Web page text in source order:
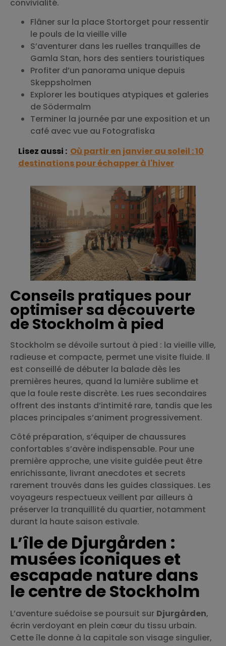
convivialité.
Flâner sur la place Stortorget pour ressentir
le pouls de la vieille ville
S’aventurer dans les ruelles tranquilles de
Gamla Stan, hors des sentiers touristiques
Profiter d’un panorama unique depuis
Skeppsholmen
Explorer les boutiques atypiques et galeries
de Södermalm
Terminer la journée par une exposition et un
café avec vue au Fotografiska
Lisez aussi : Où partir en janvier au soleil : 10
destinations pour échapper à l'hiver
Conseils pratiques pour
optimiser sa découverte
de Stockholm à pied
Stockholm se dévoile surtout à pied : la vieille ville,
radieuse et compacte, permet une visite fluide. Il
est conseillé de débuter la balade dès les
premières heures, quand la lumière sublime et
que la foule reste discrète. Les rues secondaires
offrent des instants d’intimité rare, tandis que les
places principales s’animent progressivement.
Côté préparation, s’équiper de chaussures
confortables s’avère indispensable. Pour une
première approche, une visite guidée peut être
enrichissante, livrant anecdotes et secrets
rarement trouvés dans les guides classiques. Les
voyageurs respectueux veillent par ailleurs à
préserver la tranquillité du quartier, notamment
durant la haute saison estivale.
L’île de Djurgården :
musées iconiques et
escapade nature dans
le centre de Stockholm
L’aventure suédoise se poursuit sur Djurgården,
écrin verdoyant en plein cœur du tissu urbain.
Cette île donne à la capitale son visage singulier,